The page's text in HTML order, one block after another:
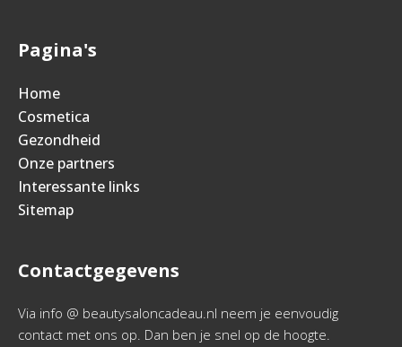
Pagina's
Home
Cosmetica
Gezondheid
Onze partners
Interessante links
Sitemap
Contactgegevens
Via info @ beautysaloncadeau.nl neem je eenvoudig
contact met ons op. Dan ben je snel op de hoogte.